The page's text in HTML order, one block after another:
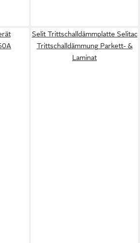
Selit Trittschalldämmplatte Selitac
Trittschalldämmung Parkett- &
Laminat